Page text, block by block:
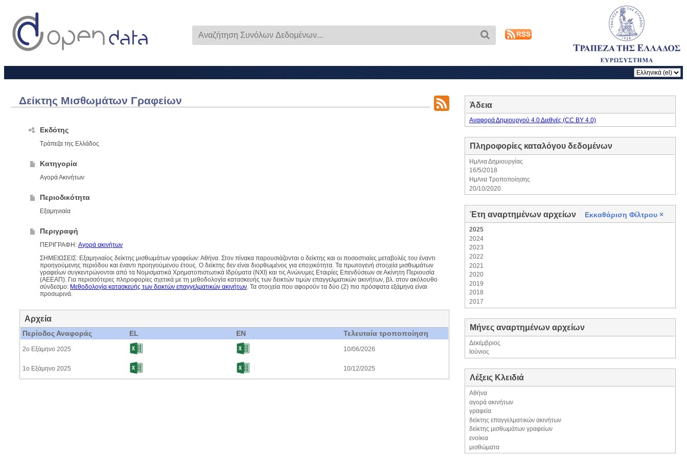
Δείκτης Μισθωμάτων Γραφείων
Εκδότης
Τράπεζα της Ελλάδος
Κατηγορία
Αγορά Ακινήτων
Περιοδικότητα
Εξαμηνιαία
Περιγραφή
ΠΕΡΙΓΡΑΦΗ: Αγορά ακινήτων
ΣΗΜΕΙΩΣΕΙΣ: Εξαμηνιαίος δείκτης μισθωμάτων γραφείων: Αθήνα. Στον πίνακα παρουσιάζονται ο δείκτης και οι ποσοστιαίες μεταβολές του έναντι
προηγούμενης περιόδου και έναντι προηγούμενου έτους. Ο δείκτης δεν είναι διορθωμένος για εποχικότητα. Τα πρωτογενή στοιχεία μισθωμάτων
γραφείων συγκεντρώνονται από τα Νομισματικά Χρηματοπιστωτικά Ιδρύματα (ΝΧΙ) και τις Ανώνυμες Εταιρίες Επενδύσεων σε Ακίνητη Περιουσία
(ΑΕΕΑΠ). Για περισσότερες πληροφορίες σχετικά με τη μεθοδολογία κατασκευής των δεικτών τιμών επαγγελματικών ακινήτων, βλ. στον ακόλουθο
σύνδεσμο: Μεθοδολογία κατασκευής των δεικτών επαγγελματικών ακινήτων. Τα στοιχεία που αφορούν τα δύο (2) πιο πρόσφατα εξάμηνα είναι
προσωρινά.
Αρχεία
Περίοδος Αναφοράς EL EN Τελευταία τροποποίηση
2ο Εξάμηνο 2025 10/06/2026
1ο Εξάμηνο 2025 10/12/2025
Άδεια
Αναφορά Δημιουργού 4.0 Διεθνές (CC BY 4.0)
Πληροφορίες καταλόγου δεδομένων
Ημ/νια Δημιουργίας
16/5/2018
Ημ/νια Τροποποίησης
20/10/2020
Έτη αναρτημένων αρχείων Εκκαθάριση Φίλτρου ×
2025
2024
2023
2022
2021
2020
2019
2018
2017
Μήνες αναρτημένων αρχείων
Δεκέμβριος
Ιούνιος
Λέξεις Κλειδιά
Αθήνα
αγορά ακινήτων
γραφεία
δείκτης επαγγελματικών ακινήτων
δείκτης μισθωμάτων γραφείων
ενοίκια
μισθώματα